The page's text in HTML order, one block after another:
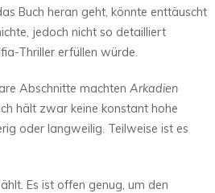
Buch heran geht, könnte enttäuscht
jedoch nicht so detailliert
Thriller erfüllen würde.
Abschnitte machten Arkadien
hält zwar keine konstant hohe
oder langweilig. Teilweise ist es
Es ist offen genug, um den